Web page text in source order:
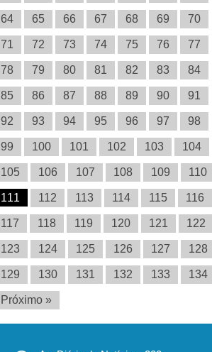
64 65 66 67 68 69 70
71 72 73 74 75 76 77
78 79 80 81 82 83 84
85 86 87 88 89 90 91
92 93 94 95 96 97 98
99 100 101 102 103 104
105 106 107 108 109 110
111 112 113 114 115 116
117 118 119 120 121 122
123 124 125 126 127 128
129 130 131 132 133 134
Próximo »